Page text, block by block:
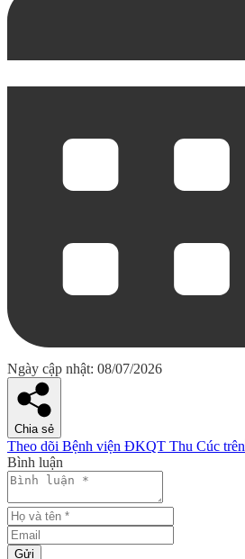
Ngày cập nhật: 08/07/2026
Chia sẻ
Theo dõi Bệnh viện ĐKQT Thu Cúc trên
Bình luận
Gửi